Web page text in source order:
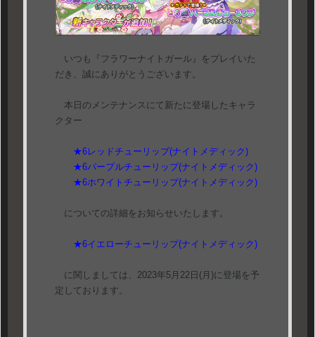
いつも『フラワーナイトガール』をプレイいた
だき、誠にありがとうございます。
本日のメンテナンスにて新たに登場したキャラ
クター
★6レッドチューリップ(ナイトメディック)
★6パープルチューリップ(ナイトメディック)
★6ホワイトチューリップ(ナイトメディック)
についての詳細をお知らせいたします。
★6イエローチューリップ(ナイトメディック)
に関しましては、2023年5月22日(月)に登場を予
定しております。